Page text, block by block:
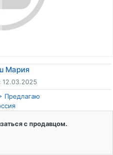
Мария
12.03.2025
Предлагаю
с продавцом.